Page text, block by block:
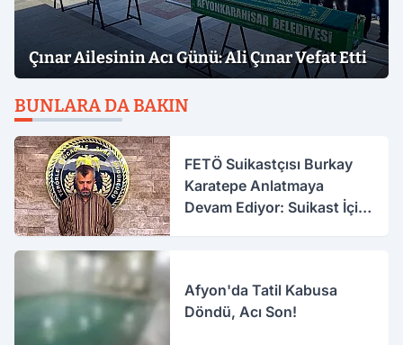
Çınar Ailesinin Acı Günü: Ali Çınar Vefat Etti
BUNLARA DA BAKIN
FETÖ Suikastçısı Burkay
Karatepe Anlatmaya
Devam Ediyor: Suikast İçin
Afyon'da Tatil Kabusa
Döndü, Acı Son!